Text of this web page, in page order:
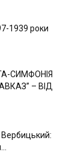
1939 роки
СИМФОНІЯ
– ВІД
Вербицький: